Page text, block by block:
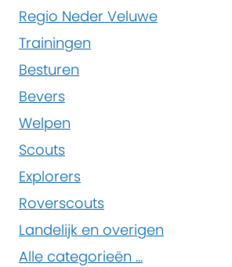
Regio Neder Veluwe
Trainingen
Besturen
Bevers
Welpen
Scouts
Explorers
Roverscouts
Landelijk en overigen
Alle categorieën ...